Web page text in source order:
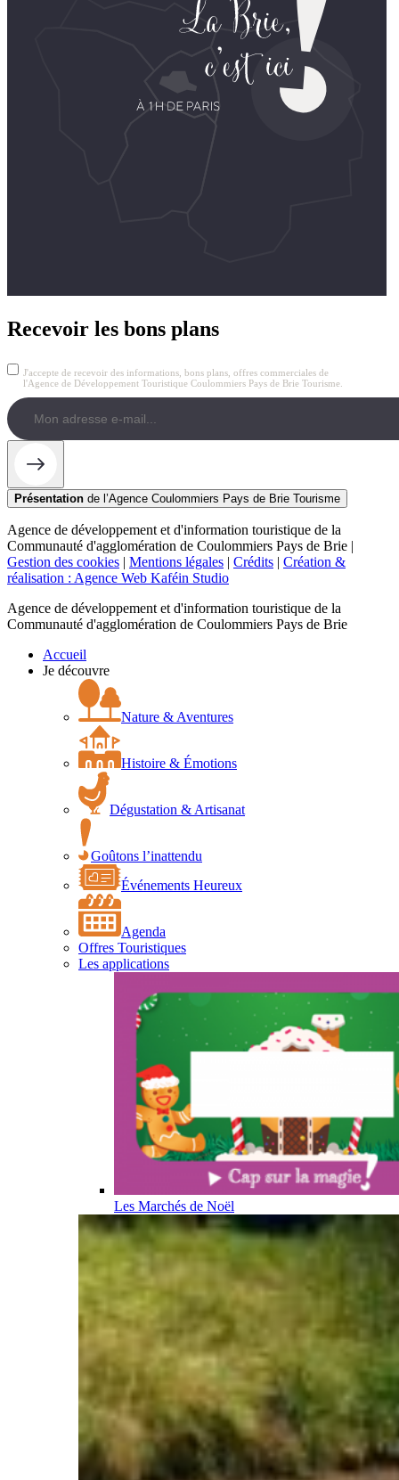
Recevoir les bons plans
J'accepte de recevoir des informations, bons plans, offres commerciales de
l'Agence de Développement Touristique Coulommiers Pays de Brie Tourisme.
Présentation de l’Agence Coulommiers Pays de Brie Tourisme
Agence de développement et d'information touristique de la
Communauté d'agglomération de Coulommiers Pays de Brie |
Gestion des cookies
Mentions légales Crédits
Création &
réalisation : Agence Web Kaféin Studio
Agence de développement et d'information touristique de la
Communauté d'agglomération de Coulommiers Pays de Brie
Accueil
Je découvre
Nature & Aventures
Histoire & Émotions
Dégustation & Artisanat
Goûtons l’inattendu
Événements Heureux
Agenda
Offres Touristiques
Les applications
Les Marchés de Noël